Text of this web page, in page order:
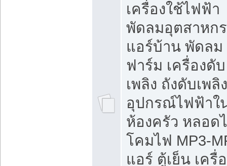
เครื่องใช้ไฟฟ้า
พัดลมอุตสาหก
แอร์บ้าน พัดลม
ฟาร์ม เครื่องดับ
เพลิง ถังดับเพลิง
อุปกรณ์ไฟฟ้าใ
ห้องครัว หลอด
โคมไฟ MP3-
แอร์ ตู้เย็น เครื่